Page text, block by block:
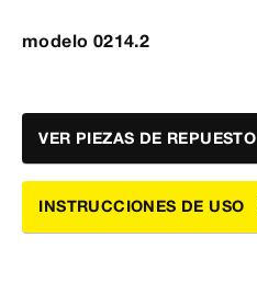
modelo 0214.2
VER PIEZAS DE REPUESTO
INSTRUCCIONES DE USO